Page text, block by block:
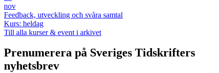
nov
Feedback, utveckling och svåra samtal
Kurs: heldag
Till alla kurser & event i arkivet
Prenumerera på Sveriges Tidskrifters
nyhetsbrev